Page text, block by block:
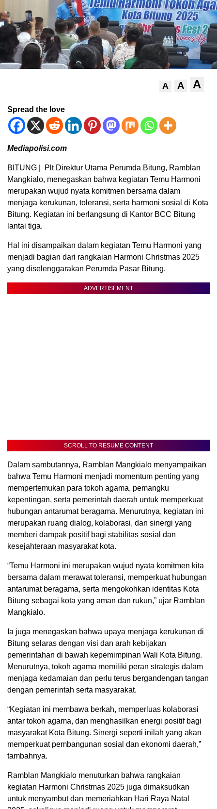
A A A
Spread the love
Mediapolisi.com
BITUNG | Plt Direktur Utama Perumda Bitung, Ramblan
Mangkialo, menegaskan bahwa kegiatan Temu Harmoni
merupakan wujud nyata komitmen bersama dalam
menjaga kerukunan, toleransi, serta harmoni sosial di Kota
Bitung. Kegiatan ini berlangsung di Kantor BCC Bitung
lantai tiga.
Hal ini disampaikan dalam kegiatan Temu Harmoni yang
menjadi bagian dari rangkaian Harmoni Christmas 2025
yang diselenggarakan Perumda Pasar Bitung.
ADVERTISEMENT
SCROLL TO RESUME CONTENT
Dalam sambutannya, Ramblan Mangkialo menyampaikan
bahwa Temu Harmoni menjadi momentum penting yang
mempertemukan para tokoh agama, pemangku
kepentingan, serta pemerintah daerah untuk memperkuat
hubungan antarumat beragama. Menurutnya, kegiatan ini
merupakan ruang dialog, kolaborasi, dan sinergi yang
memberi dampak positif bagi stabilitas sosial dan
kesejahteraan masyarakat kota.
“Temu Harmoni ini merupakan wujud nyata komitmen kita
bersama dalam merawat toleransi, memperkuat hubungan
antarumat beragama, serta mengokohkan identitas Kota
Bitung sebagai kota yang aman dan rukun,” ujar Ramblan
Mangkialo.
Ia juga menegaskan bahwa upaya menjaga kerukunan di
Bitung selaras dengan visi dan arah kebijakan
pemerintahan di bawah kepemimpinan Wali Kota Bitung.
Menurutnya, tokoh agama memiliki peran strategis dalam
menjaga kedamaian dan perlu terus bergandengan tangan
dengan pemerintah serta masyarakat.
“Kegiatan ini membawa berkah, memperluas kolaborasi
antar tokoh agama, dan menghasilkan energi positif bagi
masyarakat Kota Bitung. Sinergi seperti inilah yang akan
memperkuat pembangunan sosial dan ekonomi daerah,”
tambahnya.
Ramblan Mangkialo menuturkan bahwa rangkaian
kegiatan Harmoni Christmas 2025 juga dimaksudkan
untuk menyambut dan memeriahkan Hari Raya Natal